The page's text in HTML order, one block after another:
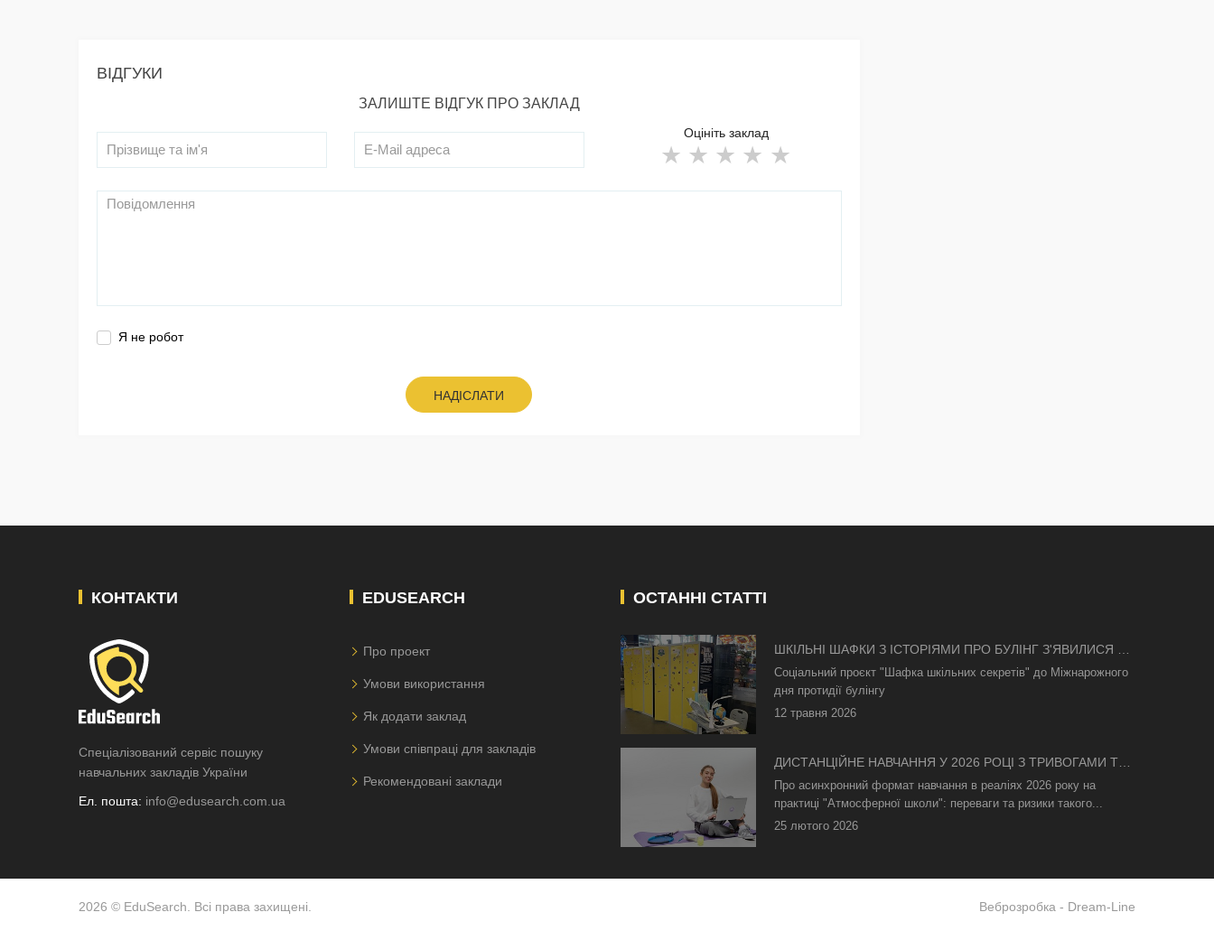
ВІДГУКИ
ЗАЛИШТЕ ВІДГУК ПРО ЗАКЛАД
Оцініть заклад
Я не робот
НАДІСЛАТИ
КОНТАКТИ
Спеціалізований сервіс пошуку
навчальних закладів України
Ел. пошта: info@edusearch.com.ua
EDUSEARCH
Про проект
Умови використання
Як додати заклад
Умови співпраці для закладів
Рекомендовані заклади
ОСТАННІ СТАТТІ
ШКІЛЬНІ ШАФКИ З ІСТОРІЯМИ ПРО БУЛІНГ З'ЯВИЛИСЯ В
КИЄВІ
Соціальний проєкт "Шафка шкільних секретів" до Міжнарожного
дня протидії булінгу
12 травня 2026
ДИСТАНЦІЙНЕ НАВЧАННЯ У 2026 РОЦІ З ТРИВОГАМИ ТА
БЕЗ СВІТЛА: ЯК АСИНХРОННИЙ ФОРМАТ РЯТУЄ
ОСВІТНІЙ ПРОЦЕС
Про асинхронний формат навчання в реаліях 2026 року на
практиці "Атмосферної школи": переваги та ризики такого...
25 лютого 2026
2026 © EduSearch. Всі права захищені. Веброзробка - Dream-Line